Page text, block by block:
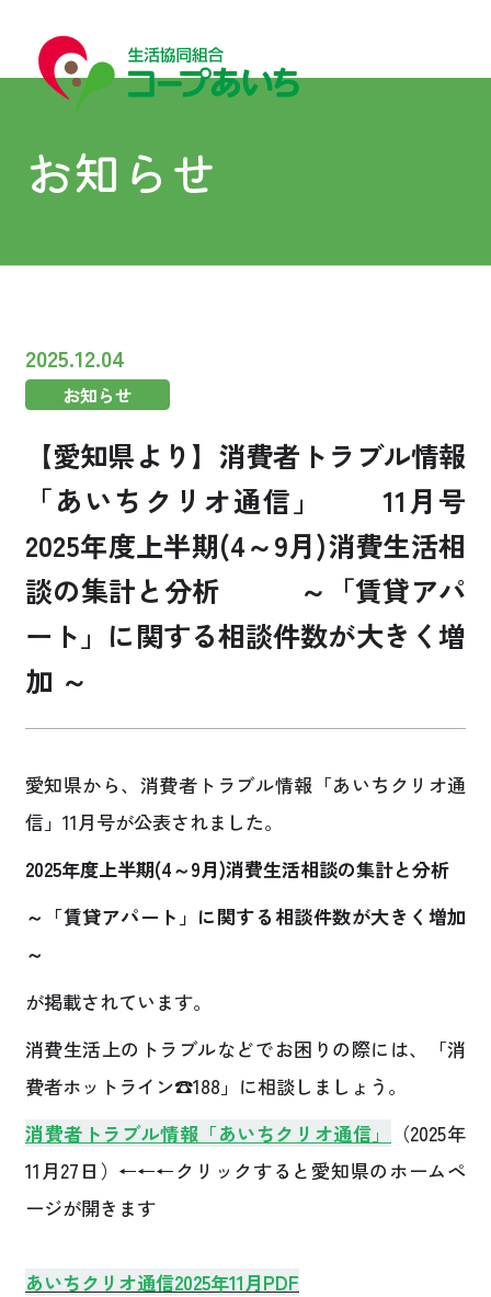
コープあいちについて
はじめての方へ
お買い物・サービス
福祉・介護
くらしのサポート
お店のチラシ
よくあるご質問
採用情報
お知らせ
2025.12.04
お知らせ
【愛知県より】消費者トラブル情報
「あいちクリオ通信」 11月号
2025年度上半期(4～9月)消費生活相
談の集計と分析 ​ ～「賃貸アパ
ート」に関する相談件数が大きく増
加 ～ ​​​
愛知県から、消費者トラブル情報「あいちクリオ通
信」11月号が公表されました。
2025年度上半期(4～9月)消費生活相談の集計と分析 ​
～「賃貸アパート」に関する相談件数が大きく増加
～ ​
が掲載されています。
消費生活上のトラブルなどでお困りの際には、「消
費者ホットライン☎188」に相談しましょう。
消費者トラブル情報「あいちクリオ通信 」 （2025年
11月27日） ←←←クリックすると愛知県のホームペ
ージが開きます
あいちクリオ通信2025年11月PDF